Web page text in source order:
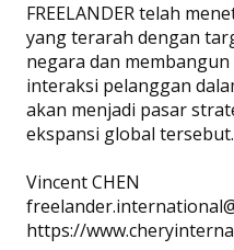
FREELANDER telah
yang terarah dengan
negara dan
interaksi pelanggan
akan menjadi pasar
ekspansi global tersebut.
Vincent CHEN
https://